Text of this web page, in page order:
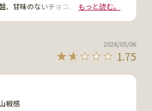
、甘味のないチョコ。他方、山椒の
橘類、ロースト感が合わさって絶妙
常に爽やか。ガツンと来るインパク
面白い味。格別に美味、ではないが
ある。
もっと読む。
1.75
2026/05/06
椒感